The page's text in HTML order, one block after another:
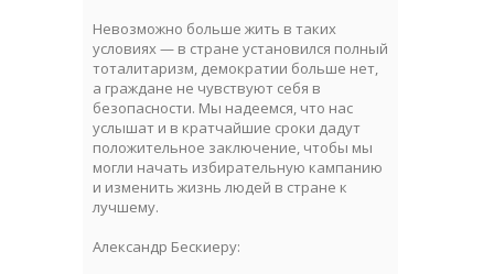
Невозможно больше жить в таких
условиях — в стране установился полный
тоталитаризм, демократии больше нет,
а граждане не чувствуют себя в
безопасности. Мы надеемся, что нас
услышат и в кратчайшие сроки дадут
положительное заключение, чтобы мы
могли начать избирательную кампанию
и изменить жизнь людей в стране к
лучшему.
Александр Бескиеру: